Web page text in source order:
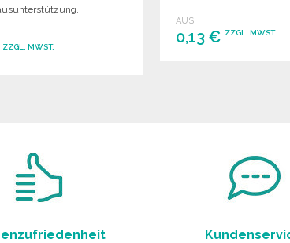
ZZGL. MWST.
AUS
0,13 € ZZGL. MWST.